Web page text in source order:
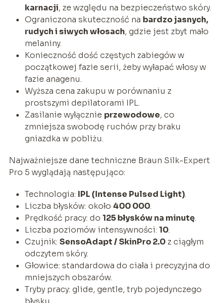
karnacji, ze względu na bezpieczeństwo skóry.
Ograniczona skuteczność na bardzo jasnych,
rudych i siwych włosach, gdzie jest zbyt mało
melaniny.
Konieczność dość częstych zabiegów w
początkowej fazie serii, żeby wyłapać włosy w
fazie anagenu.
Wyższa cena zakupu w porównaniu z
prostszymi depilatorami IPL.
Zasilanie wyłącznie przewodowe, co
zmniejsza swobodę ruchów przy braku
gniazdka w pobliżu.
Najważniejsze dane techniczne Braun Silk-Expert
Pro 5 wyglądają następująco:
Technologia: IPL (Intense Pulsed Light).
Liczba błysków: około 400 000.
Prędkość pracy: do 125 błysków na minutę.
Liczba poziomów intensywności: 10.
Czujnik: SensoAdapt / SkinPro 2.0z ciągłym
odczytem skóry.
Głowice: standardowa do ciała i precyzyjna do
mniejszych obszarów.
Tryby pracy: glide, gentle, tryb pojedynczego